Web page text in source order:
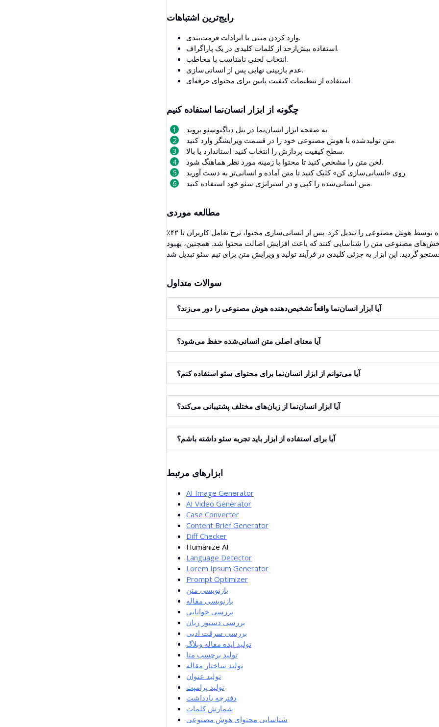
رایج‌ترین اشتباهات
وارد کردن متنی با ایرادات فرمت‌بندی.
استفاده بیش‌ازحد از کلمات کلیدی در یک پاراگراف.
انتخاب لحنی نامناسب با مخاطب.
عدم بازبینی نهایی پس از انسانی‌سازی.
استفاده از تنظیمات کیفیت پایین برای محتوای حرفه‌ای.
چگونه از ابزار انسان‌نما استفاده کنیم
به صفحه ابزار انسان‌نما در پنل دیاگنو‌سئو بروید.
متن تولیدشده با هوش مصنوعی خود را در قسمت ویرایشگر وارد کنید.
سطح کیفیت پردازش را انتخاب کنید: استاندارد یا بالا.
لحن متن را مشخص کنید تا محتوا با زمینه مورد نظر هماهنگ شود.
روی «انسانی‌سازی کن» کلیک کنید تا متن آماده و انسانی‌تر به دست آورید.
متن انسانی‌شده را کپی و در استراتژی سئو خود استفاده کنید.
مطالعه موردی
یک آژانس بازاریابی با استفاده از ابزار انسان‌نما صدها مقاله تولیدشده توسط هوش مصنوعی را تبدیل کرد. پس از انسانی‌سازی محتوا، نرخ تعامل کاربران تا ۴۲٪
مصنوعی متن را شناسایی کنند که باعث افزایش اصالت محتوا شد. همچنین، بهبود
سوالات متداول
آیا ابزار انسان‌نما واقعاً تشخیص‌دهنده هوش مصنوعی را دور می‌زند؟
آیا معنای اصلی متن انسانی‌شده حفظ می‌شود؟
آیا می‌توانم از ابزار انسان‌نما برای محتوای سئو استفاده کنم؟
آیا ابزار انسان‌نما از زبان‌های مختلف پشتیبانی می‌کند؟
آیا برای استفاده از ابزار باید تجربه سئو داشته باشم؟
ابزارهای مرتبط
AI Image Generator
AI Video Generator
Case Converter
Content Brief Generator
Diff Checker
Humanize AI
Language Detector
Lorem Ipsum Generator
Prompt Optimizer
بازنویسی متن
بازنویسی مقاله
بررسی خوانایی
بررسی دستور زبان
بررسی سرقت ادبی
تولید ایده مقاله وبلاگ
تولید برچسب متا
تولید ساختار مقاله
تولید عنوان
تولید پرامپت
دفترچه یادداشت
شمارش کلمات
شناسایی محتوای هوش مصنوعی